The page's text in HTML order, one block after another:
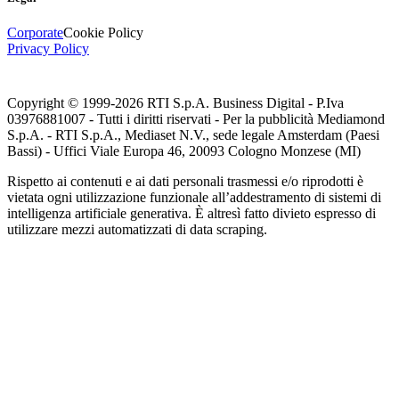
CorporateCookie Policy
Privacy Policy
Copyright © 1999-2026 RTI S.p.A. Business Digital - P.Iva
03976881007 - Tutti i diritti riservati - Per la pubblicità Mediamond
S.p.A. - RTI S.p.A., Mediaset N.V., sede legale Amsterdam (Paesi
Bassi) - Uffici Viale Europa 46, 20093 Cologno Monzese (MI)
Rispetto ai contenuti e ai dati personali trasmessi e/o riprodotti è
vietata ogni utilizzazione funzionale all’addestramento di sistemi di
intelligenza artificiale generativa. È altresì fatto divieto espresso di
utilizzare mezzi automatizzati di data scraping.